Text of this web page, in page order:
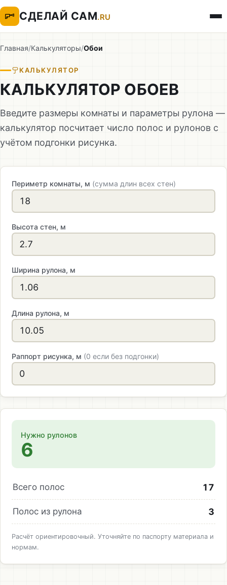
СДЕЛАЙ САМ.RU
Главная/Калькуляторы/Обои
КАЛЬКУЛЯТОР
КАЛЬКУЛЯТОР ОБОЕВ
Введите размеры комнаты и параметры рулона —
калькулятор посчитает число полос и рулонов с
учётом подгонки рисунка.
Периметр комнаты, м (сумма длин всех стен)
Высота стен, м
Ширина рулона, м
Длина рулона, м
Раппорт рисунка, м (0 если без подгонки)
Нужно рулонов
6
Всего полос 17
Полос из рулона 3
Расчёт ориентировочный. Уточняйте по паспорту материала и
нормам.